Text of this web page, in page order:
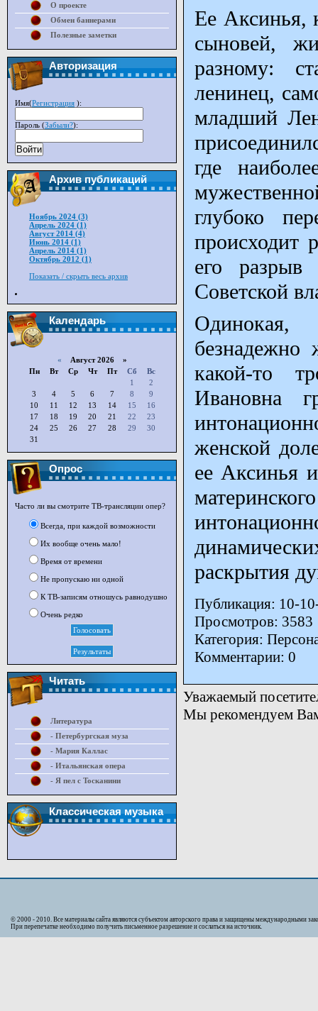
Ее Аксинья,
сыновей,
разному:
ленинец,
младший
где
глубоко
происходит
его
Советской
Одинокая,
какой-то
Ивановна
женской
ее Аксинья
раскрытия
Публикация: 10-
Просмотров: 3583
Категория:
Комментарии: 0
Уважаемый
Мы рекомендуем Вам
О проекте
Обмен баннерами
Полезные заметки
Авторизация
Имя(Регистрация ):
Пароль (Забыли?):
Войти
Архив публикаций
Ноябрь 2024 (3)
Апрель 2024 (1)
Август 2014 (4)
Июнь 2014 (1)
Апрель 2014 (1)
Октябрь 2012 (1)
Показать / скрыть весь архив
Календарь
« Август 2026 »
Пн
Вт Ср Чт Пт Сб
Вс
1
2
3
4 5 6 7 8
9
10
11 12 13 14 15
16
17
18 19 20 21 22
23
24
25 26 27 28 29
30
31
Опрос
Часто ли вы смотрите ТВ-трансляции опер?
Всегда, при каждой возможности
Их вообще очень мало!
Время от времени
Не пропускаю ни одной
К ТВ-записям отношусь равнодушно
Очень редко
Читать
Литература
- Петербургская муза
- Мария Каллас
- Итальянская опера
- Я пел с Тосканини
Классическая музыка
© 2000 - 2010. Bсе материалы сайта являются субъектом авторского права и защищены международными
При перепечатке необходимо получить письменное разрешение и сослаться на источник.